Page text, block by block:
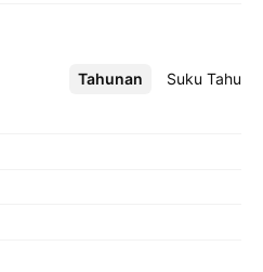
Tahunan Suku
Lebih